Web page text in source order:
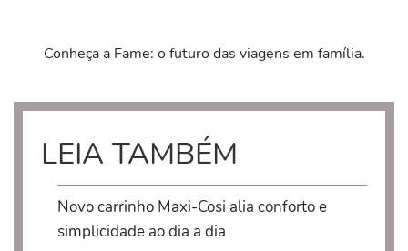
Conheça a Fame: o futuro das viagens em família.
LEIA TAMBÉM
Novo carrinho Maxi-Cosi alia conforto e
simplicidade ao dia a dia